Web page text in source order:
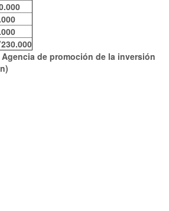
de promoción de la inversión